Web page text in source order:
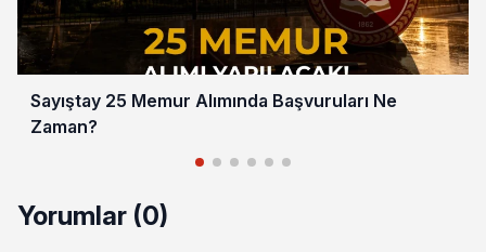
Sayıştay 25 Memur Alımında Başvuruları Ne
Zaman?
Yorumlar (0)